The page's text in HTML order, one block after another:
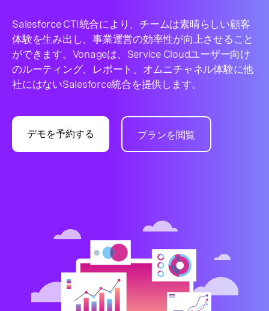
Salesforce CTI統合により、チームは素晴らしい顧客
体験を生み出し、事業運営の効率性が向上させること
ができます。Vonageは、Service Cloudユーザー向け
のルーティング、レポート、オムニチャネル体験に他
社にはないSalesforce統合を提供します。
デモを予約する プランを閲覧